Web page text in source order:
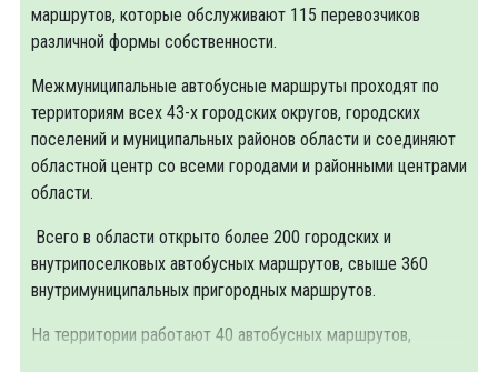
маршрутов, которые обслуживают 115 перевозчиков
различной формы собственности.
Межмуниципальные автобусные маршруты проходят по
территориям всех 43-х городских округов, городских
поселений и муниципальных районов области и соединяют
областной центр со всеми городами и районными центрами
области.
Всего в области открыто более 200 городских и
внутрипоселковых автобусных маршрутов, свыше 360
внутримуниципальных пригородных маршрутов.
На территории работают 40 автобусных маршрутов,